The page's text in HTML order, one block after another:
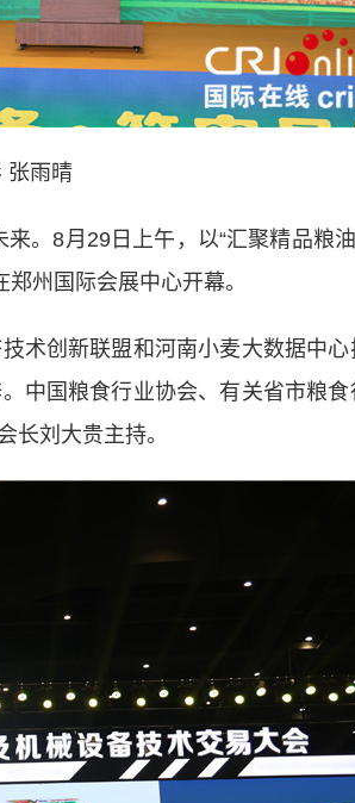
张雨晴
。8月29日上午，以“汇聚精品粮
州国际会展中心开幕。
创新联盟和河南小麦大数据中心
中国粮食行业协会、有关省市粮
长刘大贵主持。